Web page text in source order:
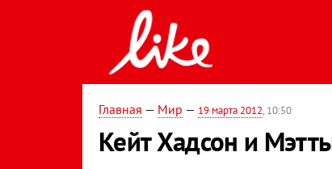
Главная — Мир — 19 марта 2012, 10:50
Кейт Хадсон и